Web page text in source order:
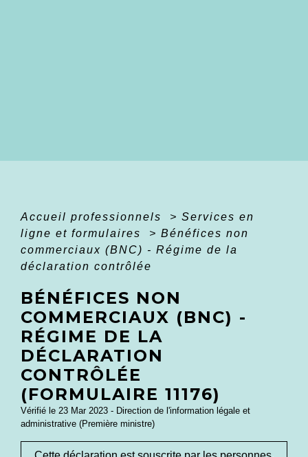
Accueil professionnels > Services en
ligne et formulaires
> Bénéfices non
commerciaux (BNC) - Régime de la
déclaration contrôlée
BÉNÉFICES NON
COMMERCIAUX (BNC) -
RÉGIME DE LA
DÉCLARATION
CONTRÔLÉE
(FORMULAIRE 11176)
Vérifié le 23 Mar 2023 - Direction de l'information légale et
administrative (Première ministre)